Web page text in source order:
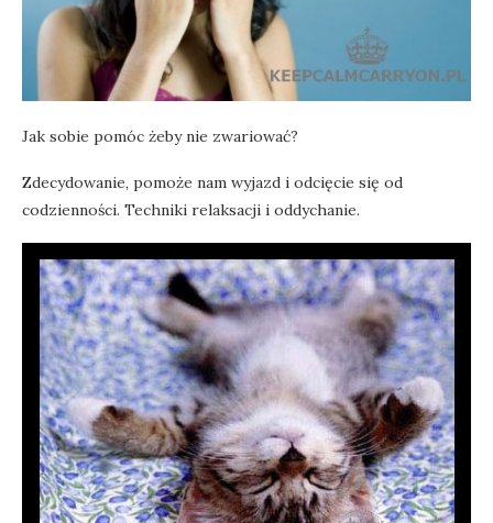
Jak sobie pomóc żeby nie zwariować?
Zdecydowanie, pomoże nam wyjazd i odcięcie się od
codzienności. Techniki relaksacji i oddychanie.